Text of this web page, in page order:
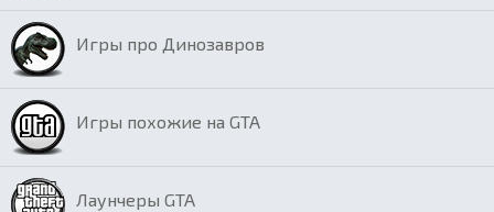
Игры про Динозавров
Игры похожие на GTA
Лаунчеры GTA